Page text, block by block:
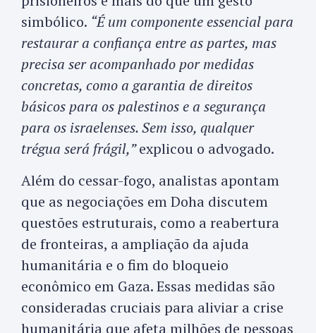
simbólico. “É um componente essencial para
restaurar a confiança entre as partes, mas
precisa ser acompanhado por medidas
concretas, como a garantia de direitos
básicos para os palestinos e a segurança
para os israelenses. Sem isso, qualquer
trégua será frágil,”explicou o advogado.
Além do cessar-fogo, analistas apontam
que as negociações em Doha discutem
questões estruturais, como a reabertura
de fronteiras, a ampliação da ajuda
humanitária e o fim do bloqueio
econômico em Gaza. Essas medidas são
consideradas cruciais para aliviar a crise
humanitária que afeta milhões de pessoas